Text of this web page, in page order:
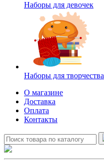
Наборы для девочек
Наборы для творчества
О магазине
Доставка
Оплата
Контакты